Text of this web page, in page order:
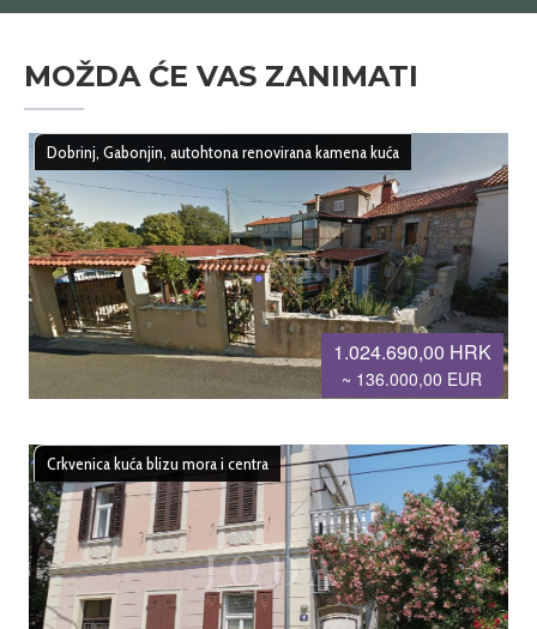
MOŽDA ĆE VAS ZANIMATI
1.024.690,00 HRK
~ 136.000,00 EUR
Dobrinj, Gabonjin, autohtona renovirana kamena kuća
Crkvenica kuća blizu mora i centra